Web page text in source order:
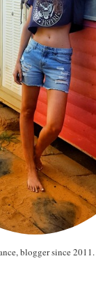
blogger since 2011.